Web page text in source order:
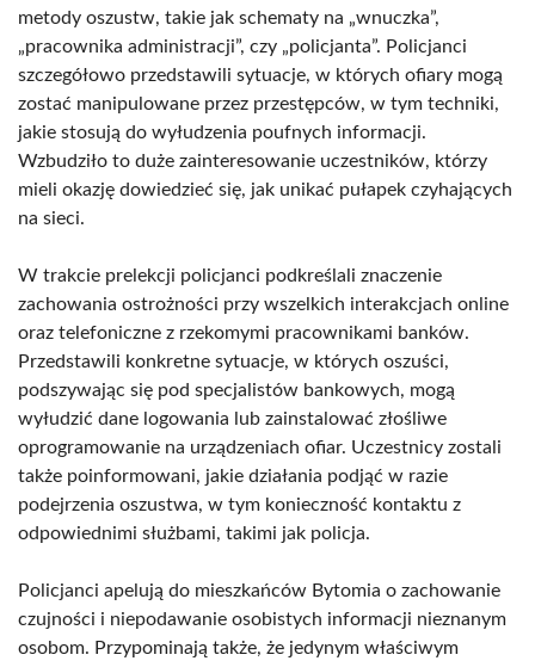
metody oszustw, takie jak schematy na „wnuczka”,
„pracownika administracji”, czy „policjanta”. Policjanci
szczegółowo przedstawili sytuacje, w których ofiary mogą
zostać manipulowane przez przestępców, w tym techniki,
jakie stosują do wyłudzenia poufnych informacji.
Wzbudziło to duże zainteresowanie uczestników, którzy
mieli okazję dowiedzieć się, jak unikać pułapek czyhających
na sieci.
W trakcie prelekcji policjanci podkreślali znaczenie
zachowania ostrożności przy wszelkich interakcjach online
oraz telefoniczne z rzekomymi pracownikami banków.
Przedstawili konkretne sytuacje, w których oszuści,
podszywając się pod specjalistów bankowych, mogą
wyłudzić dane logowania lub zainstalować złośliwe
oprogramowanie na urządzeniach ofiar. Uczestnicy zostali
także poinformowani, jakie działania podjąć w razie
podejrzenia oszustwa, w tym konieczność kontaktu z
odpowiednimi służbami, takimi jak policja.
Policjanci apelują do mieszkańców Bytomia o zachowanie
czujności i niepodawanie osobistych informacji nieznanym
osobom. Przypominają także, że jedynym właściwym